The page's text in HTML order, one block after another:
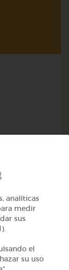
analíticas
medir
sus
el
su uso